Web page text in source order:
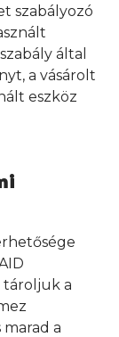
szabályozó
által
a vásárolt
eszköz
a
a